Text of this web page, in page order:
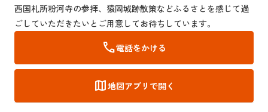
西国札所粉河寺の参拝、猿岡城跡散策などふるさとを感じて過
ごしていただきたいとご用意してお待ちしています。
call電話をかける
map地図アプリで開く